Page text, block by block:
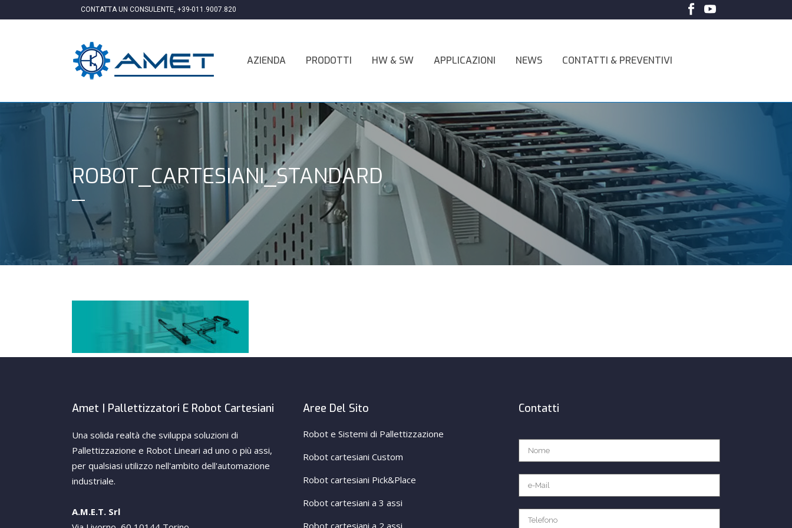
CONTATTA UN CONSULENTE, +39-011.9007.820
AZIENDA PRODOTTI HW & SW APPLICAZIONI NEWS CONTATTI & PREVENTIVI
ROBOT_CARTESIANI_STANDARD
Amet | Pallettizzatori E Robot Cartesiani
Una solida realtà che sviluppa soluzioni di
Pallettizzazione e Robot Lineari ad uno o più assi,
per qualsiasi utilizzo nell'ambito dell'automazione
industriale.
A.M.E.T. Srl
Aree Del Sito
Robot e Sistemi di Pallettizzazione
Robot cartesiani Custom
Robot cartesiani Pick&Place
Robot cartesiani a 3 assi
Robot cartesiani a 2 assi
Contatti